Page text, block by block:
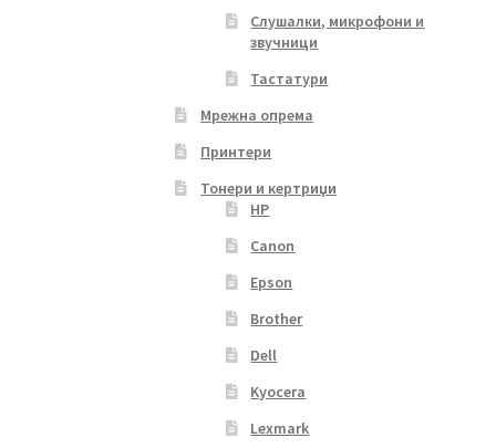
Слушалки, микрофони и
звучници
Тастатури
Мрежна опрема
Принтери
Тонери и кертриџи
HP
Canon
Epson
Brother
Dell
Kyocera
Lexmark